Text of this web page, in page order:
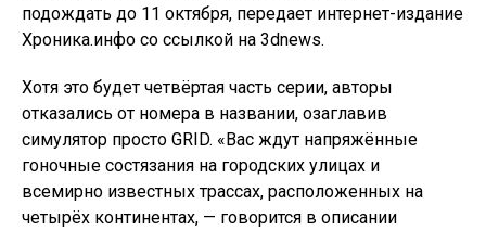
подождать до 11 октября, передает интернет-издание
Хроника.инфо со ссылкой на 3dnews.
Хотя это будет четвёртая часть серии, авторы
отказались от номера в названии, озаглавив
симулятор просто GRID. «Вас ждут напряжённые
гоночные состязания на городских улицах и
всемирно известных трассах, расположенных на
четырёх континентах, — говорится в описании